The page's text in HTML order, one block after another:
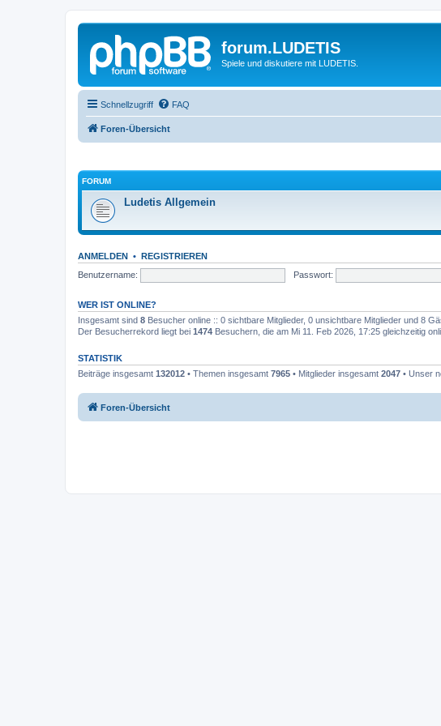
forum.LUDETIS
Spiele und diskutiere mit LUDETIS.
Schnellzugriff FAQ
Foren-Übersicht
FORUM
Ludetis Allgemein
ANMELDEN • REGISTRIEREN
Benutzername:
Passwort:
WER IST ONLINE?
Insgesamt sind 8 Besucher online :: 0 sichtbare Mitglieder, 0 unsichtbare Mitglieder und 8
Der Besucherrekord liegt bei 1474 Besuchern, die am Mi 11. Feb 2026, 17:25 gleichzeitig
STATISTIK
Beiträge insgesamt 132012 • Themen insgesamt 7965 • Mitglieder insgesamt 2047 • Unser
Foren-Übersicht